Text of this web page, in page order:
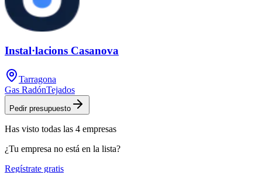
Instal·lacions Casanova
Tarragona
Gas RadónTejados
Pedir presupuesto
Has visto todas las 4 empresas
¿Tu empresa no está en la lista?
Regístrate gratis